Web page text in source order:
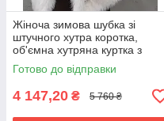
Жіноча зимова шубка зі
штучного хутра коротка,
об'ємна хутряна куртка з
утеплювачем слімтекс 42–52
біла
Готово до відправки
4 147,20 ₴ 5 760 ₴